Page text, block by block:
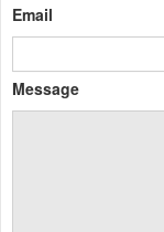
Email
Message